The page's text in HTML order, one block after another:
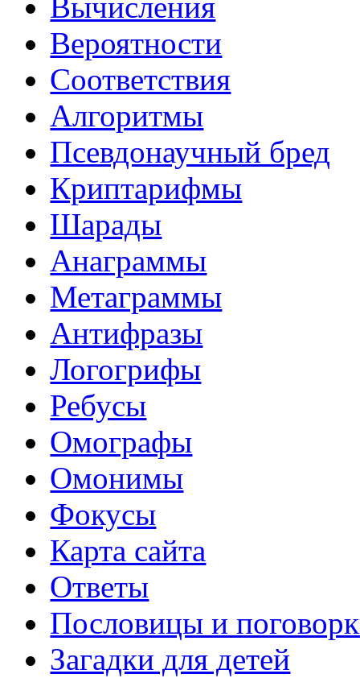
Вычисления
Вероятности
Соответствия
Алгоритмы
Псевдонаучный бред
Криптарифмы
Шарады
Анаграммы
Метаграммы
Антифразы
Логогрифы
Ребусы
Омографы
Омонимы
Фокусы
Карта сайта
Ответы
Пословицы и
Загадки для детей